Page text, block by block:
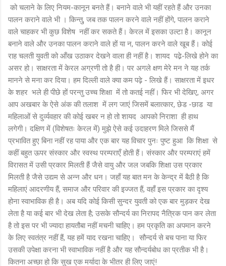
को चलाने के लिए नियम-कानून बनते हैं। बनाने वाले भी यहीं रहते हैं और उनका
पालन कराने वाले भी । किन्तु, जब तक पालन करने वाले नहीं होंगे, पालन कराने
वाले चाहकर भी कुछ विशेष नहीं कर सकते हैं। केरल में इसका उल्टा है। कानून
बनाने वाले और उनका पालन कराने वाले हों या न, पालन करने वाले खूब हैं। कोई
राह चलती युवती को आँख उठाकर देखने वाला ही नहीं है। शायद पढे़-लिखे होने का
असर हो। साक्षरता में केरल अग्रणी तो है ही। पर अगले क्षण मेरे मन ने यह तर्क
मानने से मना कर दिया। हम दिल्ली वाले क्या कम पढ़े - लिखे हैं। साक्षरता में इधर
के शहर भले ही पीछे हों परन्तु उच्च शिक्षा में तो कतई नहीं। फिर भी देखिए, अगर
आप अखबार के ऐसे अंक की तलाश में लग जाएं जिसमें बलात्कार, छेड -छाड या
महिलाओं से दुर्व्यवहार की कोई खबर न हो तो शायद आपको निराशा ही हाथ
लगेगी। दक्षिण में (विशेषतः केरल में) मुझे ऐसे कई उदाहरण मिले जिससे मैं
प्रभावित हुए बिना नहीं रह पाया और एक बार यह विचार पुनः पुष्ट हुआ कि शिक्षा से
कहीं बहुत ऊपर संस्कार और स्वस्थ परम्पराएँ होती हैं। संस्कार और परम्पराएं हमें
विरासत में उसी प्रकार मिलती हैं जैसे वायु और जल जबकि शिक्षा उस प्रकार
मिलती है जैसे उद्यम से अन्न और धन। जहाँ यह बात मन के केन्द्र में बैठी है कि
महिलाएं आदरणीय हैं, समाज और परिवार की इज्जत हैं, वहाँ इस प्रकार का दृश्य
होना स्वाभाविक ही है। अब यदि कोई किसी सुन्दर युवती को एक बार मुड़कर देख
लेता है या कई बार भी देख लेता है; उसके सौन्दर्य का निरापद नैत्रिक पान कर लेता
है तो इस पर भी ज्यादा हायतौबा नहीं मचनी चाहिए। हम प्रकृति का अपमान करने
के लिए स्वतंत्र नहीं हैं, यह हमें याद रखना चाहिए। सौन्दर्य से बच पाना या फिर
उसकी उपेक्षा करना भी स्वाभाविक नहीं है और यह सौन्दर्यबोध का प्रतीक भी है।
कितना अच्छा हो कि सुख एक मर्यादा के भीतर ही लिए जाएं!